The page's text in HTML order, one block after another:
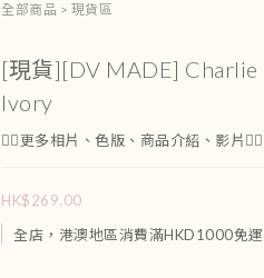
全部商品 > 現貨區
[現貨][DV MADE] Charlie
Ivory
👇🏻更多相片、色版、商品介紹、影片👇🏻
HK$269.00
全店，港澳地區消費滿HKD1000免